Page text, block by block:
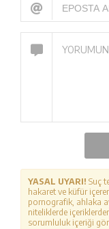
YASAL UYARI! Suç
hakaret ve küfür
pornografik, ahlaka
niteliklerde
sorumluluk içeriği